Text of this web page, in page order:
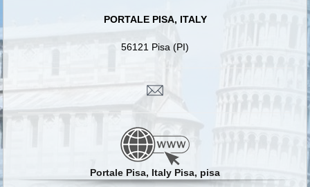
PORTALE PISA, ITALY
56121 Pisa (PI)
Portale Pisa, Italy Pisa, pisa